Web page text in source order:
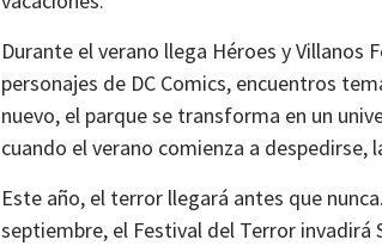
Durante el verano llega Héroes y Villanos
personajes de DC Comics, encuentros
nuevo, el parque se transforma en un
cuando el verano comienza a
Este año, el terror llegará antes que
septiembre, el Festival del Terror invadirá